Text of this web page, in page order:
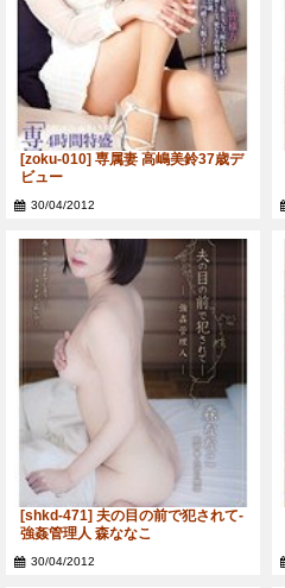
[zoku-010] 専属妻 高嶋美鈴37歳デ
ビュー
30/04/2012
[shkd-471] 夫の目の前で犯されて-
強姦管理人 森ななこ
30/04/2012